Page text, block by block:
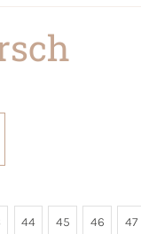
44 45 46 47